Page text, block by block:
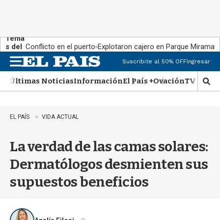
Tema
s del
día:
Conflicto en el puerto Explotaron cajero en Parque Miramar
n
u
Suscribite al 50% OFFIngresar
Últimas NoticiasInformaciónEl País +OvaciónTV Show
M
o
r
b
�
EL PAÍS VIDA ACTUAL
La verdad de las camas solares:
Dermatólogos desmienten sus
supuestos beneficios